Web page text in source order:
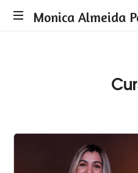
Monica
Monica Almeida